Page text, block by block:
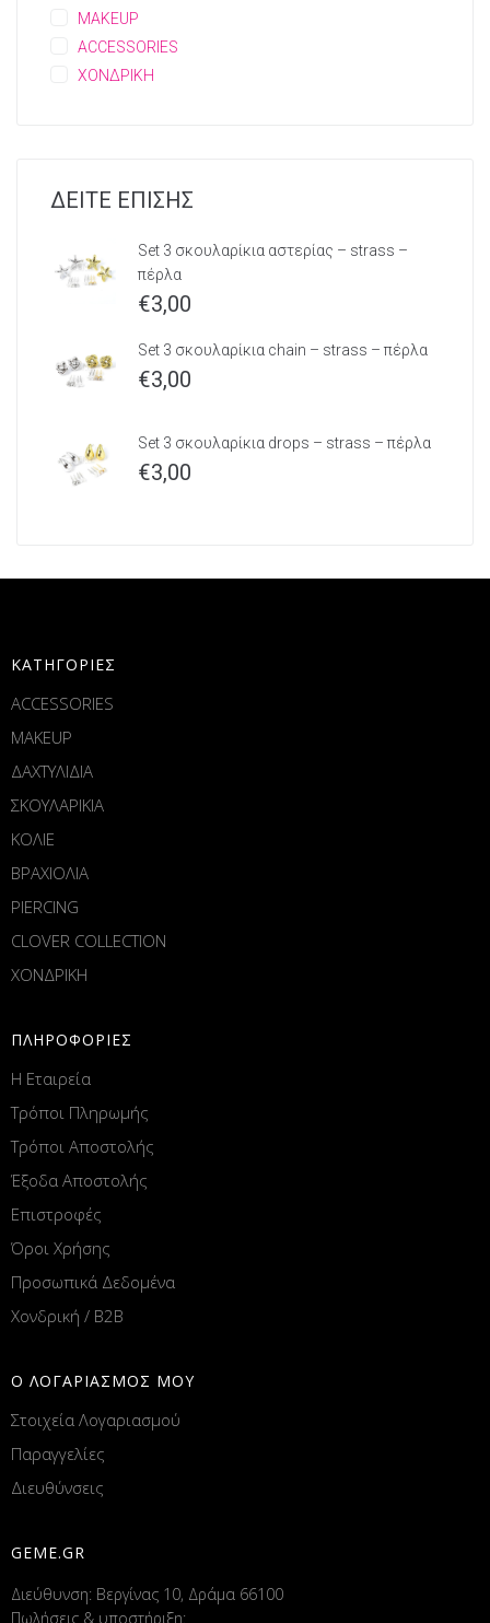
MAKEUP
ACCESSORIES
ΧΟΝΔΡΙΚΗ
ΔΕΙΤΕ ΕΠΙΣΗΣ
Set 3 σκουλαρίκια αστερίας – strass –
πέρλα
€3,00
Set 3 σκουλαρίκια chain – strass – πέρλα
€3,00
Set 3 σκουλαρίκια drops – strass – πέρλα
€3,00
ΚΑΤΗΓΟΡΙΕΣ
ACCESSORIES
MAKEUP
ΔΑΧΤΥΛΙΔΙΑ
ΣΚΟΥΛΑΡΙΚΙΑ
ΚΟΛΙΕ
ΒΡΑΧΙΟΛΙΑ
PIERCING
CLOVER COLLECTION
ΧΟΝΔΡΙΚΗ
ΠΛΗΡΟΦΟΡΙΕΣ
Η Εταιρεία
Τρόποι Πληρωμής
Τρόποι Αποστολής
Έξοδα Αποστολής
Επιστροφές
Όροι Χρήσης
Προσωπικά Δεδομένα
Χονδρική / B2B
Ο ΛΟΓΑΡΙΑΣΜΟΣ ΜΟΥ
Στοιχεία Λογαριασμού
Παραγγελίες
Διευθύνσεις
GEME.GR
Διεύθυνση: Βεργίνας 10, Δράμα 66100
Πωλήσεις & υποστήριξη: